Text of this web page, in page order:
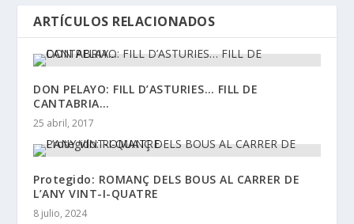
ARTÍCULOS RELACIONADOS
DON PELAYO: FILL D’ASTURIES… FILL DE
CANTABRIA…
25 abril, 2017
Protegido: ROMANÇ DELS BOUS AL CARRER DE
L’ANY VINT-I-QUATRE
8 julio, 2024